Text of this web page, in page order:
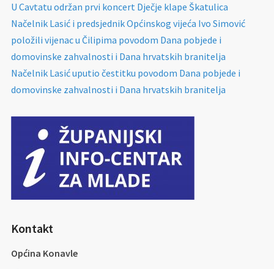
U Cavtatu održan prvi koncert Dječje klape Škatulica
Načelnik Lasić i predsjednik Općinskog vijeća Ivo Simović
položili vijenac u Čilipima povodom Dana pobjede i
domovinske zahvalnosti i Dana hrvatskih branitelja
Načelnik Lasić uputio čestitku povodom Dana pobjede i
domovinske zahvalnosti i Dana hrvatskih branitelja
Kontakt
Općina Konavle